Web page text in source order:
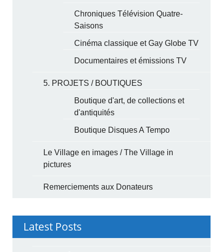
Chroniques Télévision Quatre-
Saisons
Cinéma classique et Gay Globe TV
Documentaires et émissions TV
5. PROJETS / BOUTIQUES
Boutique d'art, de collections et
d'antiquités
Boutique Disques A Tempo
Le Village en images / The Village in
pictures
Remerciements aux Donateurs
Latest Posts